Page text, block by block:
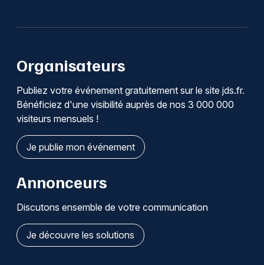
Organisateurs
Publiez votre événement gratuitement sur le site jds.fr.
Bénéficiez d'une visibilité auprès de nos 3 000 000
visiteurs mensuels !
Je publie mon événement
Annonceurs
Discutons ensemble de votre communication
Je découvre les solutions